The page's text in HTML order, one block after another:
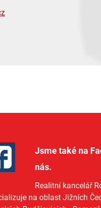
Jsme také na
nás.
Realitní kancelář
na oblast Jižních